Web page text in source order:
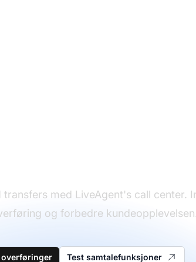
med LiveAgent's call center.
og forbedre kundeopplevelsen.
Test samtalefunksjoner